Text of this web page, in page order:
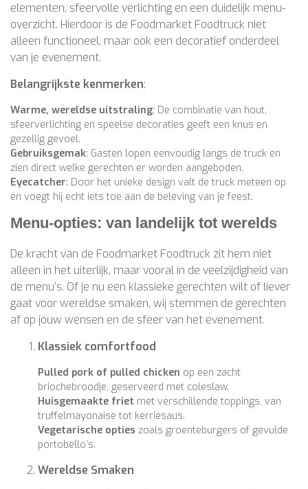
elementen, sfeervolle verlichting en een duidelijk menu-
overzicht. Hierdoor is de Foodmarket Foodtruck niet
alleen functioneel, maar ook een decoratief onderdeel
van je evenement.
Belangrijkste kenmerken:
Warme, wereldse uitstraling: De combinatie van hout,
sfeerverlichting en speelse decoraties geeft een knus en
gezellig gevoel.
Gebruiksgemak: Gasten lopen eenvoudig langs de truck en
zien direct welke gerechten er worden aangeboden.
Eyecatcher: Door het unieke design valt de truck meteen op
en voegt hij echt iets toe aan de beleving van je feest.
Menu-opties: van landelijk tot werelds
De kracht van de Foodmarket Foodtruck zit hem niet
alleen in het uiterlijk, maar vooral in de veelzijdigheid van
de menu’s. Of je nu een klassieke gerechten wilt of liever
gaat voor wereldse smaken, wij stemmen de gerechten
af op jouw wensen en de sfeer van het evenement.
Klassiek comfortfood
Pulled pork of pulled chicken op een zacht
briochebroodje, geserveerd met coleslaw.
Huisgemaakte friet met verschillende toppings, van
truffelmayonaise tot kerriesaus.
Vegetarische opties zoals groenteburgers of gevulde
portobello’s.
Wereldse Smaken